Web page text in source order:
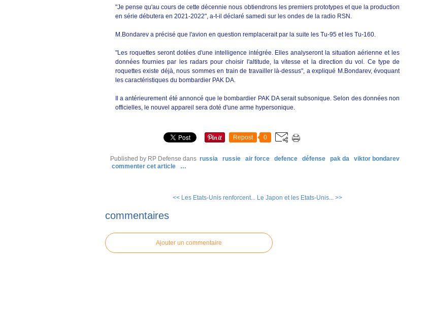
"Je pense qu'au cours de cette décennie nous obtiendrons les premiers prototypes et que la production
en série débutera en 2021-2022", a-t-il déclaré samedi sur les ondes de la radio RSN.
M.Bondarev a précisé que l'avion en question remplacerait par la suite les Tu-95 et les Tu-160.
"Les roquettes seront dotées d'une intelligence intégrée. Elles analyseront la situation aérienne et les
données fournies par les radars pour choisir l'altitude, la vitesse et la direction du vol. Ce type de
roquettes existe déjà, nous sommes en train de travailler là-dessus", a expliqué M.Bondarev, évoquant
les caractéristiques du bombardier PAK DA.
Il a antérieurement été annoncé que le bombardier PAK DA serait subsonique. Selon des données non
officielles, le nouvel appareil sera doté d'une arme hypersonique.
Repost 0
Published by RP Defense dans russia russie air force defence défense pak da
viktor bondarev
commenter cet article
…
<< Les Etats-Unis renforcent... Le Japon et les Etats-Unis... >>
commentaires
Ajouter un commentaire